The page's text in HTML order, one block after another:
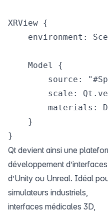
XRView {
environment:
    Model {
source:
scale:
materials:
    }
Qt devient ainsi une
développement
d’Unity ou Unreal. Idéal
simulateurs industriels,
interfaces médicales 3D,